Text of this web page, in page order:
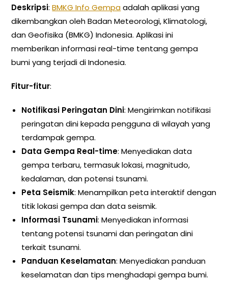
Deskripsi:BMKG Info Gempaadalah aplikasi yang
dikembangkan oleh Badan Meteorologi, Klimatologi,
dan Geofisika (BMKG) Indonesia. Aplikasi ini
memberikan informasi real-time tentang gempa
bumi yang terjadi di Indonesia.
Fitur-fitur:
Notifikasi Peringatan Dini: Mengirimkan notifikasi
peringatan dini kepada pengguna di wilayah yang
terdampak gempa.
Data Gempa Real-time: Menyediakan data
gempa terbaru, termasuk lokasi, magnitudo,
kedalaman, dan potensi tsunami.
Peta Seismik: Menampilkan peta interaktif dengan
titik lokasi gempa dan data seismik.
Informasi Tsunami: Menyediakan informasi
tentang potensi tsunami dan peringatan dini
terkait tsunami.
Panduan Keselamatan: Menyediakan panduan
keselamatan dan tips menghadapi gempa bumi.